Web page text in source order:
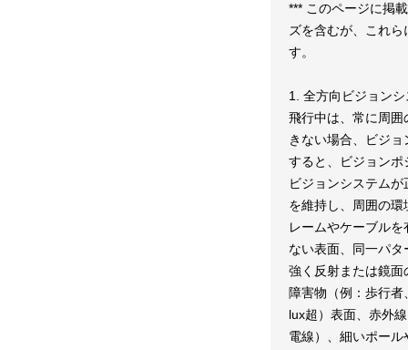
*** このページに掲
ズを含むが、これ
す。
1. 全方向ビジョン
飛行中は、常に周
きない場合、ビジ
すると、ビジョン
ビジョンシステム
を維持し、周囲の
レームやケーブル
ない表面、同一パ
強く反射または鏡
障害物（例：歩行
lux超）表面、赤外
電線）、細いポー